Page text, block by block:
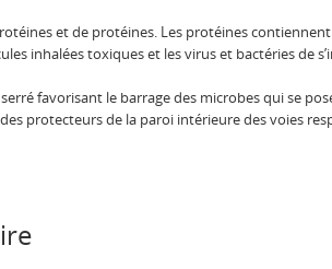
et de protéines. Les protéines
inhalées toxiques et les virus et bactéries de
favorisant le barrage des microbes qui se
protecteurs de la paroi intérieure des voies